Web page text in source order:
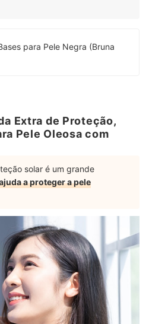
para Pele Negra (Bruna
Extra de Proteção,
Pele Oleosa com
solar é um grande
a proteger a pele